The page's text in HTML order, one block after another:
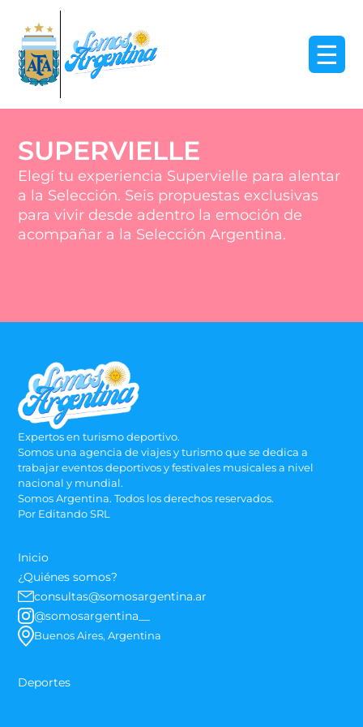
☰
SUPERVIELLE
Elegí tu experiencia Supervielle para alentar
a la Selección. Seis propuestas exclusivas
para vivir desde adentro la emoción de
acompañar a la Selección Argentina.
Expertos en turismo deportivo.
Somos una agencia de viajes y turismo que se dedica a
trabajar eventos deportivos y festivales musicales a nivel
nacional y mundial.
Somos Argentina. Todos los derechos reservados.
Por Editando SRL
Inicio
¿Quiénes somos?
consultas@somosargentina.ar
@somosargentina__
Buenos Aires, Argentina
Deportes